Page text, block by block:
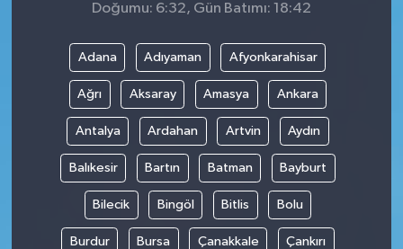
Doğumu: 6:32, Gün Batımı: 18:42
Adana Adıyaman Afyonkarahisar
Ağrı Aksaray Amasya Ankara
Antalya Ardahan Artvin Aydın
Balıkesir Bartın Batman Bayburt
Bilecik Bingöl Bitlis Bolu
Burdur Bursa Çanakkale Çankırı